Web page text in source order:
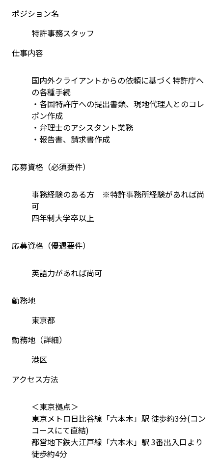
ポジション名
特許事務スタッフ
仕事内容
国内外クライアントからの依頼に基づく特許庁へ
の各種手続
・各国特許庁への提出書類、現地代理人とのコレ
ポン作成
・弁理士のアシスタント業務
・報告書、請求書作成
応募資格（必須要件）
事務経験のある方　※特許事務所経験があれば尚
可
四年制大学卒以上
応募資格（優遇要件）
英語力があれば尚可
勤務地
東京都
勤務地（詳細）
港区
アクセス方法
＜東京拠点＞
東京メトロ日比谷線「六本木」駅 徒歩約3分(コン
コースにて直結)
都営地下鉄大江戸線「六本木」駅 3番出入口より
徒歩約4分